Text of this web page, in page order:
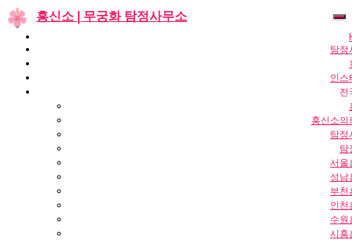
탐정
인스
전
흥신소의
탐정
탐
서울
성남
부천
인천
수원
시흥